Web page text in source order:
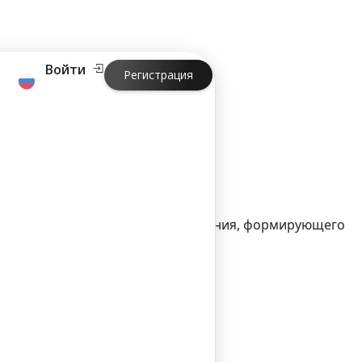
Войти Регистрация
частью глобального движения, формирующего
день.